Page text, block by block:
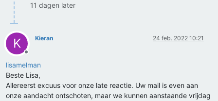
11 dagen later
K
Offline
Kieran 24 feb. 2022 10:21
lisamelman
Beste Lisa,
Allereerst excuus voor onze late reactie. Uw mail is even aan
onze aandacht ontschoten, maar we kunnen aanstaande vrijdag